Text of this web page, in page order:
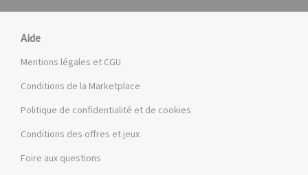
Aide
Mentions légales et CGU
Conditions de la Marketplace
Politique de confidentialité et de cookies
Conditions des offres et jeux
Foire aux questions